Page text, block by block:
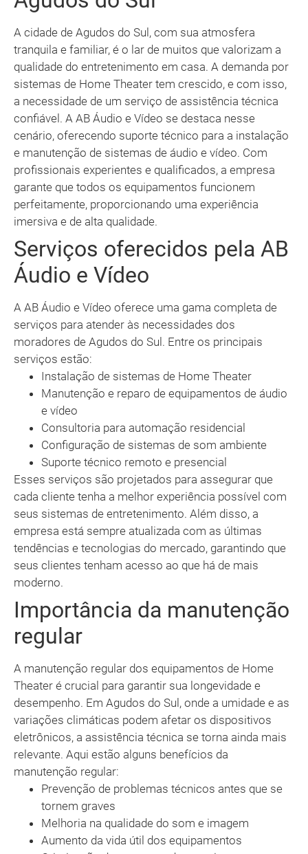
A cidade de Agudos do Sul, com sua atmosfera
tranquila e familiar, é o lar de muitos que valorizam a
qualidade do entretenimento em casa. A demanda por
sistemas de Home Theater tem crescido, e com isso,
a necessidade de um serviço de assistência técnica
confiável. A AB Áudio e Vídeo se destaca nesse
cenário, oferecendo suporte técnico para a instalação
e manutenção de sistemas de áudio e vídeo. Com
profissionais experientes e qualificados, a empresa
garante que todos os equipamentos funcionem
perfeitamente, proporcionando uma experiência
imersiva e de alta qualidade.
Serviços oferecidos pela AB
Áudio e Vídeo
A AB Áudio e Vídeo oferece uma gama completa de
serviços para atender às necessidades dos
moradores de Agudos do Sul. Entre os principais
serviços estão:
Instalação de sistemas de Home Theater
Manutenção e reparo de equipamentos de áudio
e vídeo
Consultoria para automação residencial
Configuração de sistemas de som ambiente
Suporte técnico remoto e presencial
Esses serviços são projetados para assegurar que
cada cliente tenha a melhor experiência possível com
seus sistemas de entretenimento. Além disso, a
empresa está sempre atualizada com as últimas
tendências e tecnologias do mercado, garantindo que
seus clientes tenham acesso ao que há de mais
moderno.
Importância da manutenção
regular
A manutenção regular dos equipamentos de Home
Theater é crucial para garantir sua longevidade e
desempenho. Em Agudos do Sul, onde a umidade e as
variações climáticas podem afetar os dispositivos
eletrônicos, a assistência técnica se torna ainda mais
relevante. Aqui estão alguns benefícios da
manutenção regular:
Prevenção de problemas técnicos antes que se
tornem graves
Melhoria na qualidade do som e imagem
Aumento da vida útil dos equipamentos